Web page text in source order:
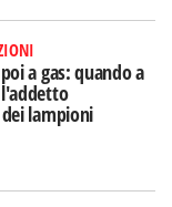
a gas: quando a
lampioni